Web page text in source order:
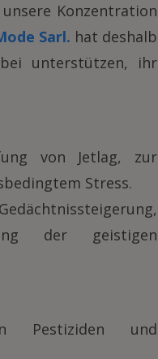
Konzentration
Sarl. hat deshalb
unterstützen, ihr
von Jetlag, zur
Stress.
der geistigen
Pestiziden und